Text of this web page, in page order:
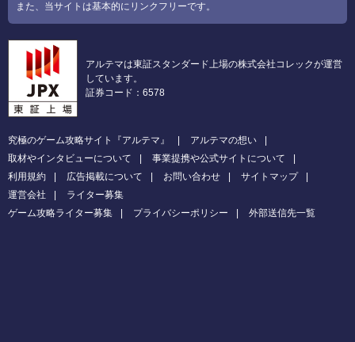
また、当サイトは基本的にリンクフリーです。
アルテマは東証スタンダード上場の株式会社コレックが運営
しています。
証券コード：6578
究極のゲーム攻略サイト『アルテマ』
アルテマの想い
取材やインタビューについて
事業提携や公式サイトについて
利用規約
広告掲載について お問い合わせ
サイトマップ
運営会社
ライター募集
ゲーム攻略ライター募集
プライバシーポリシー 外部送信先一覧